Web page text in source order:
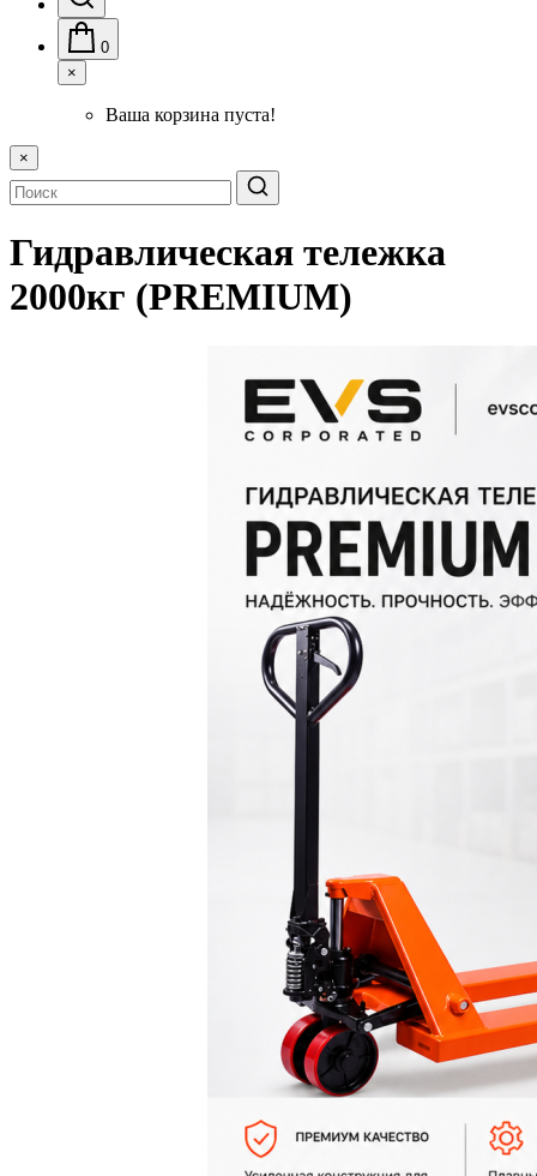
0
×
Ваша корзина пуста!
×
Гидравлическая тележка
2000кг (PREMIUM)